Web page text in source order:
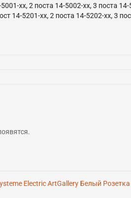
хх, 2 поста 14-5002-хх, 3 поста
14-5201-хх, 2 поста 14-5202-хх, 3
01-белый, белёный дуб, 02-
25-бордо, 26-лайм, 27-зелёный,
Electric ArtGallery Белый